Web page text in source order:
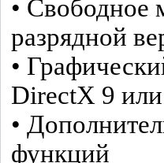
• Свободное
разрядной
•
DirectX 9
•
функций